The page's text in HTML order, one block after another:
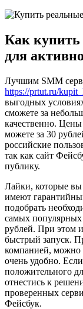
Как
для
Лучшим SMM
https://prtut.ru/
выгодных
сможете за
качественно. Цены
можете за 30
российские
так как сайт
публику.
Лайки, которые вы
имеют
подобрать
самых популярных
рублей. При этом
быстрый запуск.
компанией, можно
очень удобно.
положительного
отнестись к
проверенных
Фейсбук.